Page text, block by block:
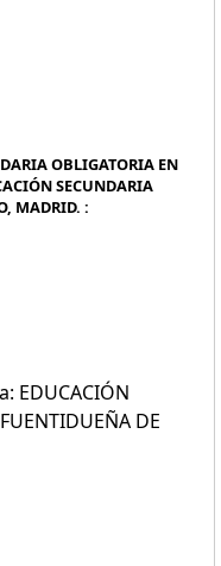
OBLIGATORIA EN
SECUNDARIA
MADRID. :
EDUCACIÓN
DE